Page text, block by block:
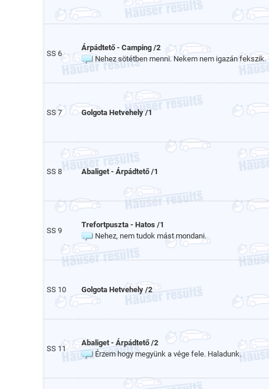
SS 6
Árpádtető - Camping /2
Nehez sötétben menni. Nekem nem igazán fekszik.
SS 7 Golgota Hetvehely /1
SS 8 Abaliget - Árpádtető /1
SS 9
Trefortpuszta - Hatos /1
Nehez, nem tudok mást mondani.
SS 10 Golgota Hetvehely /2
SS 11
Abaliget - Árpádtető /2
Érzem hogy megyünk a vége fele. Haladunk.